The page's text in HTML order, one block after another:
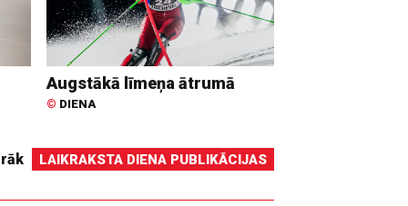
Augstākā līmeņa ātrumā
© DIENA
LAIKRAKSTA DIENA PUBLIKĀCIJAS